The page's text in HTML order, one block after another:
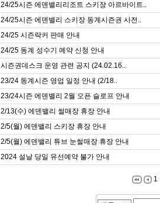
24/25시즌 에덴밸리리조트 스키장 아르바이트..
24/25시즌 에덴밸리 스키장 동계시즌권 사전..
24/25 시즌락커 판매 안내
24/25 동계 성수기 예약 신청 안내
시즌권데스크 운영 관련 공지 (24.02.16..
23/24 동계시즌 영업 일정 안내 (2/18..
23/24시즌 에덴밸리 2월 오픈 슬로프 안내
2/13(수) 에덴밸리 썰매장 휴장 안내
2/5(월) 에덴밸리 스키장 휴장 안내
2/5(월) 에덴밸리 튜브 눈썰매장 휴장 안내
2024 설날 당일 유선예약 불가 안내
1